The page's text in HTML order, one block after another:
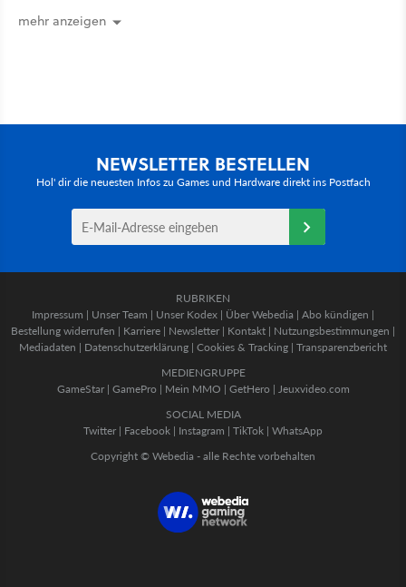
mehr anzeigen
NEWSLETTER BESTELLEN
Hol' dir die neuesten Infos zu Games und Hardware direkt ins Postfach
RUBRIKEN
Impressum | Unser Team | Unser Kodex | Über Webedia | Abo kündigen |
Bestellung widerrufen | Karriere | Newsletter | Kontakt | Nutzungsbestimmungen |
Mediadaten | Datenschutzerklärung | Cookies & Tracking | Transparenzbericht
MEDIENGRUPPE
GameStar| GamePro | Mein MMO | GetHero | Jeuxvideo.com
SOCIAL MEDIA
Twitter | Facebook | Instagram | TikTok | WhatsApp
Copyright © Webedia - alle Rechte vorbehalten